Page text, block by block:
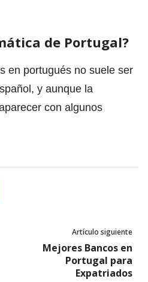
de Portugal?
en portugués no suele ser
y aunque la
con algunos
Artículo siguiente
Mejores Bancos en
Portugal para
Expatriados